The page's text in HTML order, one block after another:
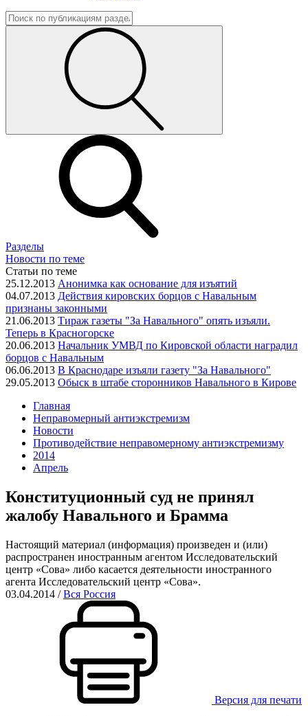
Разделы
Новости по теме
Статьи по теме
25.12.2013 Анонимка как основание для изъятий
04.07.2013 Действия кировских борцов с Навальным
признаны законными
21.06.2013 Тираж газеты "За Навального" опять изъяли.
Теперь в Красногорске
20.06.2013 Начальник УМВД по Кировской области наградил
борцов с Навальным
06.06.2013 В Краснодаре изъяли газету "За Навального"
29.05.2013 Обыск в штабе сторонников Навального в Кирове
Главная
Неправомерный антиэкстремизм
Новости
Противодействие неправомерному антиэкстремизму
2014
Апрель
Конституционный суд не принял
жалобу Навального и Брамма
Настоящий материал (информация) произведен и (или)
распространен иностранным агентом Исследовательский
центр «Сова» либо касается деятельности иностранного
агента Исследовательский центр «Сова».
03.04.2014 /Вся Россия
Версия для печати